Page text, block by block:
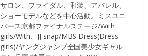
サロン、ブライダル、和装、アパレル、
ショーモデルなどを中心活動。ミスユニ
バース京都ファイナルステージ/With
girls/With、JJ snap/MBS Dress(Dress
girls)/ヤングジャンプ全国美少女ギャル